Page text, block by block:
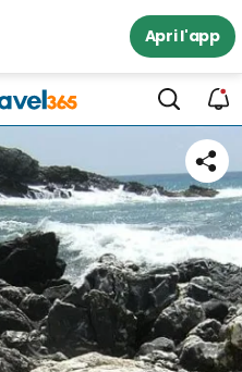
Apri l'app